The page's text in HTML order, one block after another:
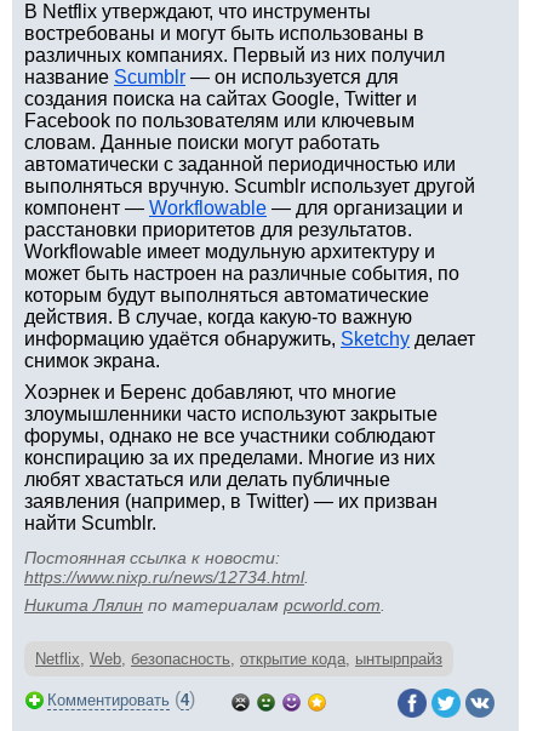
В Netflix утверждают, что инструменты
востребованы и могут быть использованы в
различных компаниях. Первый из них получил
название Scumblr — он используется для
создания поиска на сайтах Google, Twitter и
Facebook по пользователям или ключевым
словам. Данные поиски могут работать
автоматически с заданной периодичностью или
выполняться вручную. Scumblr использует другой
компонент — Workflowable — для организации и
расстановки приоритетов для результатов.
Workflowable имеет модульную архитектуру и
может быть настроен на различные события, по
которым будут выполняться автоматические
действия. В случае, когда какую-то важную
информацию удаётся обнаружить, Sketchy делает
снимок экрана.
Хоэрнек и Беренс добавляют, что многие
злоумышленники часто используют закрытые
форумы, однако не все участники соблюдают
конспирацию за их пределами. Многие из них
любят хвастаться или делать публичные
заявления (например, в Twitter) — их призван
найти Scumblr.
Постоянная ссылка к новости:
https://www.nixp.ru/news/12734.html.
Никита Лялин по материалам pcworld.com
Netflix, Web, безопасность, открытие кода, ынтырпрайз
Комментировать (4)